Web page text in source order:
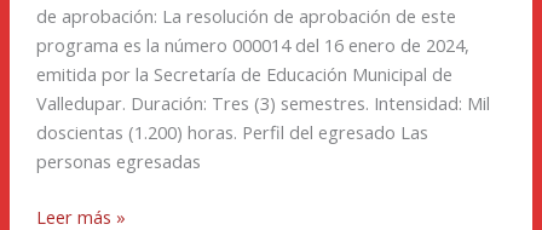
de aprobación: La resolución de aprobación de este
programa es la número 000014 del 16 enero de 2024,
emitida por la Secretaría de Educación Municipal de
Valledupar. Duración: Tres (3) semestres. Intensidad: Mil
doscientas (1.200) horas. Perfil del egresado Las
personas egresadas
Leer más »